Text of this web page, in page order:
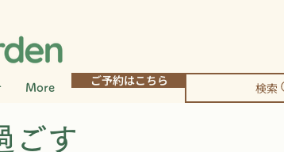
More ご予約はこちら 検索
ごす